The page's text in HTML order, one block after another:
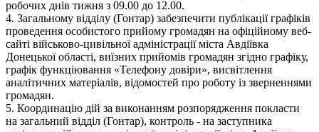
робочих днів тижня з 09.00 до 12.00.
4. Загальному відділу (Гонтар) забезпечити публікації графіків
проведення особистого прийому громадян на офіційному веб-
сайті військово-цивільної адміністрації міста Авдіївка
Донецької області, виїзних прийомів громадян згідно графіку,
графік функціювання «Телефону довіри», висвітлення
аналітичних матеріалів, відомостей про роботу із зверненнями
громадян.
5. Координацію дій за виконанням розпорядження покласти
на загальний відділ (Гонтар), контроль - на заступника